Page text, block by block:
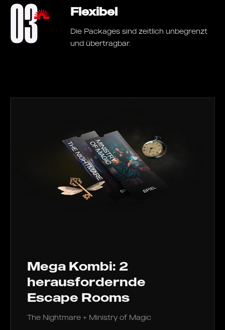
03 Flexibel
Die Packages sind zeitlich unbegrenzt
und übertragbar.
Mega Kombi: 2
herausfordernde
Escape Rooms
The Nightmare + Ministry of Magic